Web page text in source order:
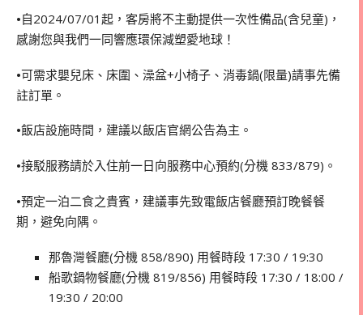
•自2024/07/01起，客房將不主動提供一次性備品(含兒童)，
感謝您與我們一同響應環保減塑愛地球！
•可需求嬰兒床、床圍、澡盆+小椅子、消毒鍋(限量)請事先備
註訂單。
•飯店設施時間，建議以飯店官網公告為主。
•接駁服務請於入住前一日向服務中心預約(分機 833/879)。
•預定一泊二食之貴賓，建議事先致電飯店餐廳預訂晚餐餐
期，避免向隅。
那魯灣餐廳(分機 858/890) 用餐時段 17:30 / 19:30
船歌鍋物餐廳(分機 819/856) 用餐時段 17:30 / 18:00 /
19:30 / 20:00